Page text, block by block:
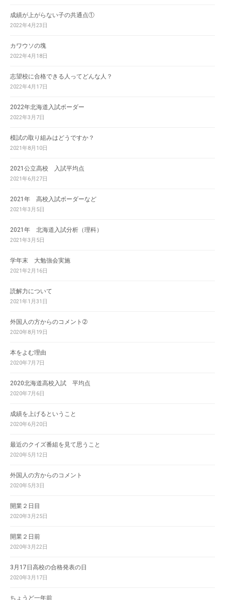
成績が上がらない子の共通点①
2022年4月23日
カワウソの塊
2022年4月18日
志望校に合格できる人ってどんな人？
2022年4月17日
2022年北海道入試ボーダー
2022年3月7日
模試の取り組みはどうですか？
2021年8月10日
2021公立高校 入試平均点
2021年6月27日
2021年 高校入試ボーダーなど
2021年3月5日
2021年 北海道入試分析（理科）
2021年3月5日
学年末 大勉強会実施
2021年2月16日
読解力について
2021年1月31日
外国人の方からのコメント➁
2020年8月19日
本をよむ理由
2020年7月7日
2020北海道高校入試 平均点
2020年7月6日
成績を上げるということ
2020年6月20日
最近のクイズ番組を見て思うこと
2020年5月12日
外国人の方からのコメント
2020年5月3日
開業２日目
2020年3月25日
開業２日前
2020年3月22日
3月17日高校の合格発表の日
2020年3月17日
ちょうど一年前